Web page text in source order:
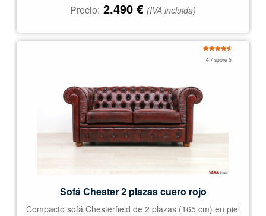
Precio: 2.490 € (IVA incluida)
4.7 sobre 5
Sofá Chester 2 plazas cuero rojo
Compacto sofá Chesterfield de 2 plazas (165 cm) en piel